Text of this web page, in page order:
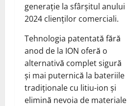
generație la sfârșitul anului
2024 clienților comerciali.
Tehnologia patentată fără
anod de la ION oferă o
alternativă complet sigură
și mai puternică la bateriile
tradiționale cu litiu-ion și
elimină nevoia de materiale